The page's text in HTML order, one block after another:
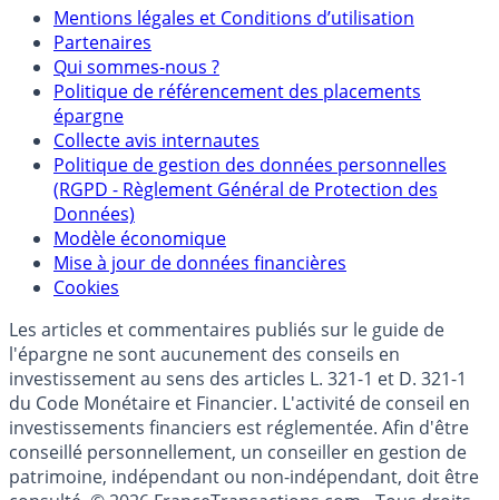
Mentions légales et Conditions d’utilisation
Partenaires
Qui sommes-nous ?
Politique de référencement des placements
épargne
Collecte avis internautes
Politique de gestion des données personnelles
(RGPD - Règlement Général de Protection des
Données)
Modèle économique
Mise à jour de données financières
Cookies
Les articles et commentaires publiés sur le guide de
l'épargne ne sont aucunement des conseils en
investissement au sens des articles L. 321-1 et D. 321-1
du Code Monétaire et Financier. L'activité de conseil en
investissements financiers est réglementée. Afin d'être
conseillé personnellement, un conseiller en gestion de
patrimoine, indépendant ou non-indépendant, doit être